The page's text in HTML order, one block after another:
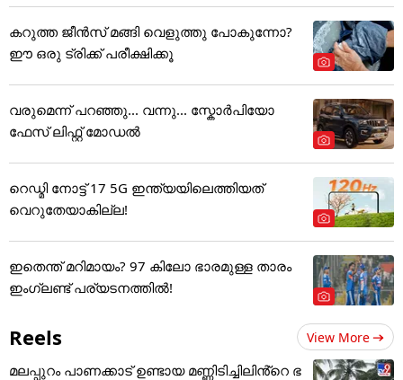
കറുത്ത ജീൻസ് മങ്ങി വെളുത്തു പോകുന്നോ?
ഈ ഒരു ട്രിക്ക് പരീക്ഷിക്കൂ
വരുമെന്ന് പറഞ്ഞു... വന്നു... സ്കോർപിയോ
ഫേസ് ലിഫ്റ്റ് മോഡൽ
റെഡ്മി നോട്ട് 17 5G ഇന്ത്യയിലെത്തിയത്
വെറുതേയാകില്ല!
ഇതെന്ത് മറിമായം? 97 കിലോ ഭാരമുള്ള താരം
ഇംഗ്ലണ്ട് പര്യടനത്തില്‍!
Reels View More
മലപ്പുറം പാണക്കാട് ഉണ്ടായ മണ്ണിടിച്ചിലിൻ്റെ ഭ